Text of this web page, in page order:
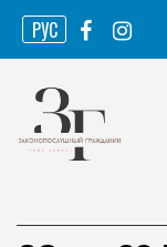
Skip
content
РУС